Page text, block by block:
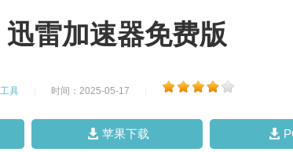
迅雷加速器免费版
工具 时间：2025-05-17
苹果下载